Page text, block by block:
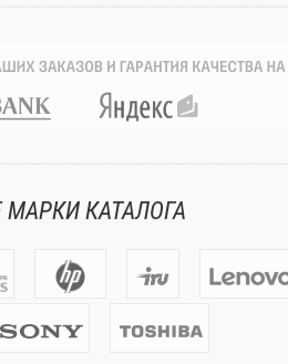
МАРКИ КАТАЛОГА